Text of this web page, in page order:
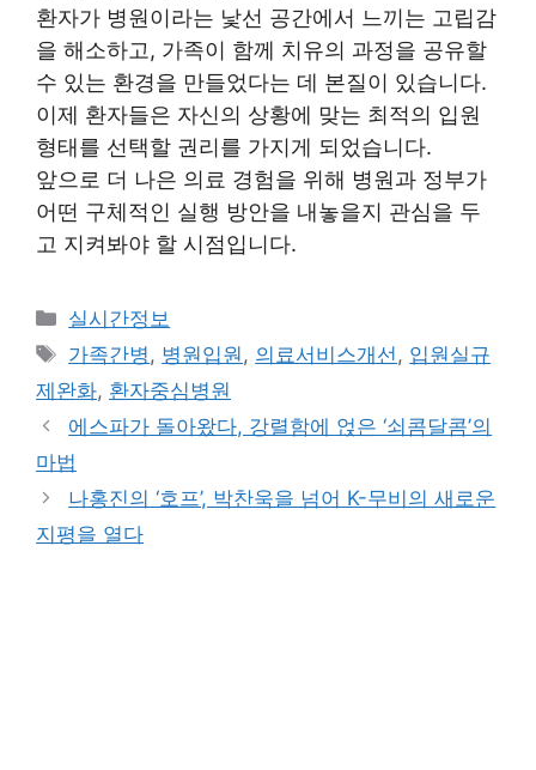
환자가 병원이라는 낯선 공간에서 느끼는 고립감
을 해소하고, 가족이 함께 치유의 과정을 공유할
수 있는 환경을 만들었다는 데 본질이 있습니다.
이제 환자들은 자신의 상황에 맞는 최적의 입원
형태를 선택할 권리를 가지게 되었습니다.
앞으로 더 나은 의료 경험을 위해 병원과 정부가
어떤 구체적인 실행 방안을 내놓을지 관심을 두
고 지켜봐야 할 시점입니다.
Categories
실시간정보
Tags
가족간병, 병원입원, 의료서비스개선, 입원실규
제완화, 환자중심병원
에스파가 돌아왔다, 강렬함에 얹은 ‘쇠콤달콤’의
마법
나홍진의 ‘호프’, 박찬욱을 넘어 K-무비의 새로운
지평을 열다